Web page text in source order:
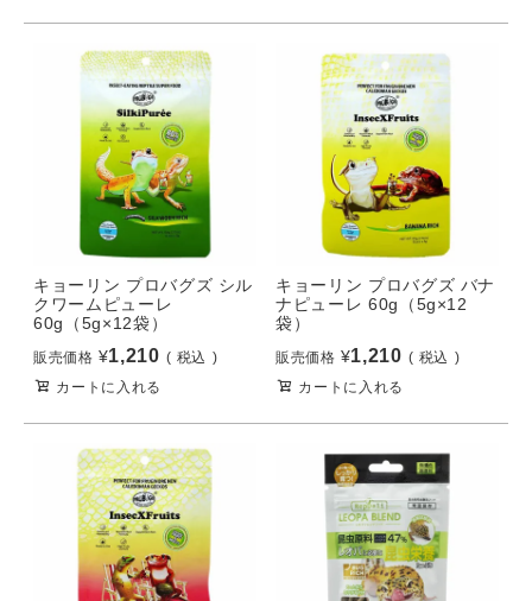
キョーリン プロバグズ シル
クワームピューレ
60g（5g×12袋）
販売価格 ¥1,210
税込
カートに入れる
キョーリン プロバグズ バナ
ナピューレ 60g（5g×12
袋）
販売価格 ¥1,210
税込
カートに入れる